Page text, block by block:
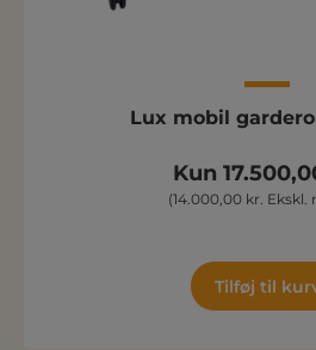
Lux mobil
Kun
(14.000,00 kr. Ekskl.
Tilføj til